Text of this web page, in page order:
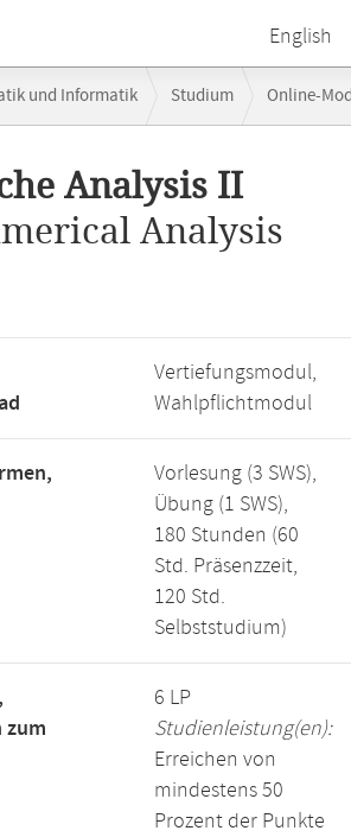
English
und Informatik Studium Online-
Analysis II
Analysis
Vertiefungsmodul,
Wahlpflichtmodul
Vorlesung (3 SWS),
Übung (1 SWS),
180 Stunden (60
Std. Präsenzzeit,
120 Std.
Selbststudium)
zum
6 LP
Studienleistung(en):
Erreichen von
mindestens 50
Prozent der Punkte